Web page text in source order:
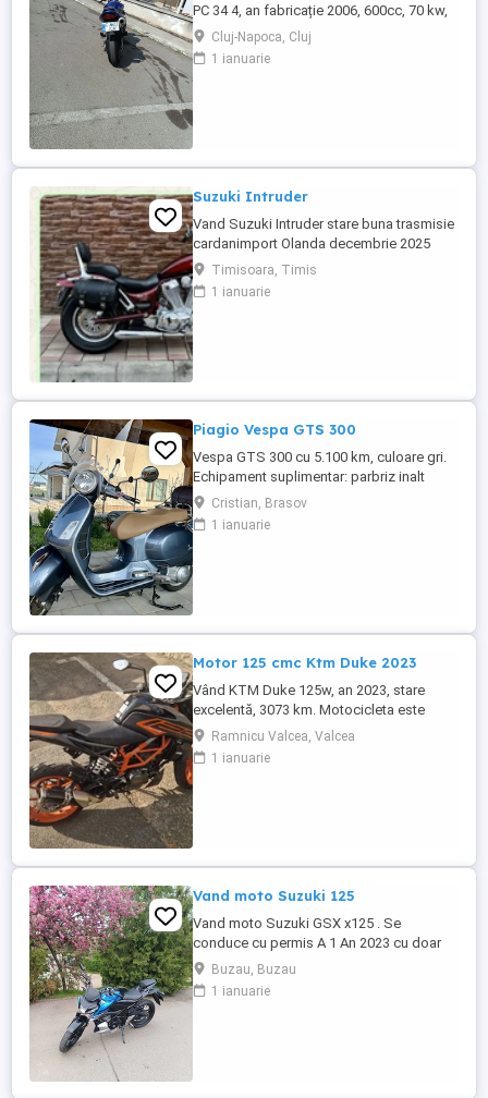
PC 34 4, an fabricație 2006, 600cc, 70 kw,
98 cp, inspecție tehnică valabilă până în
august 2027 . Preț 1900 euro
Cluj-Napoca, Cluj
1 ianuarie
Suzuki Intruder
Vand Suzuki Intruder stare buna trasmisie
cardanimport Olanda decembrie 2025
inmatriculat RO IN FEBRUARIE Nu raspund
la mesaje.Schimb cu ATV plus sau minus
diferenta
Timisoara, Timis
1 ianuarie
Piagio Vespa GTS 300
Vespa GTS 300 cu 5.100 km, culoare gri.
Echipament suplimentar: parbriz inalt
Faco (montat 2026), geanta portbagaj
Classic; prelungitor scarite pasager;
suspensie fata Bitubo si frane fata spate
Cristian, Brasov
1 ianuarie
Motor 125 cmc Ktm Duke 2023
Vând KTM Duke 125w, an 2023, stare
excelentă, 3073 km. Motocicleta este
ideală pentru începători sau pentru oraș.
Fără daune, lovituri!
Ramnicu Valcea, Valcea
1 ianuarie
Vand moto Suzuki 125
Vand moto Suzuki GSX x125 . Se
conduce cu permis A 1 An 2023 cu doar
5000km Stare impecabila , fara cazaturi
ITP valabil pana in noiembrie 2027 Revizii
si schimb de ulei in service autorizat
Buzau, Buzau
1 ianuarie